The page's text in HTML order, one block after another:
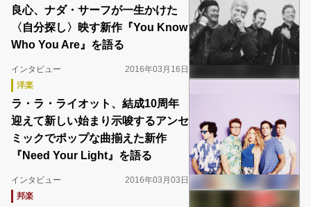
良心、ナダ・サーフが一生かけた
〈自分探し〉映す新作『You Know
Who You Are』を語る
インタビュー
2016年03月16日
洋楽
ラ・ラ・ライオット、結成10周年
迎えて新しい始まり示唆するアンセ
ミックでポップな曲揃えた新作
『Need Your Light』を語る
インタビュー
2016年03月03日
邦楽